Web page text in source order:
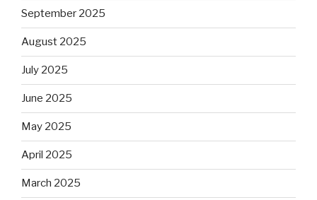
September 2025
August 2025
July 2025
June 2025
May 2025
April 2025
March 2025